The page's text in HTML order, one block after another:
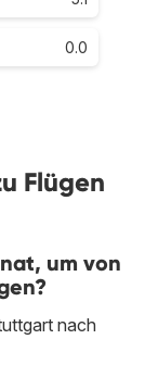
0.0
Flügen
um von
nach